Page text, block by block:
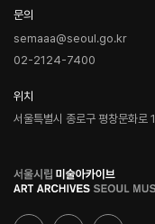
문의
semaaa@seoul.go.kr
02-2124-7400
위치
서울특별시 종로구 평창문화로
로
고